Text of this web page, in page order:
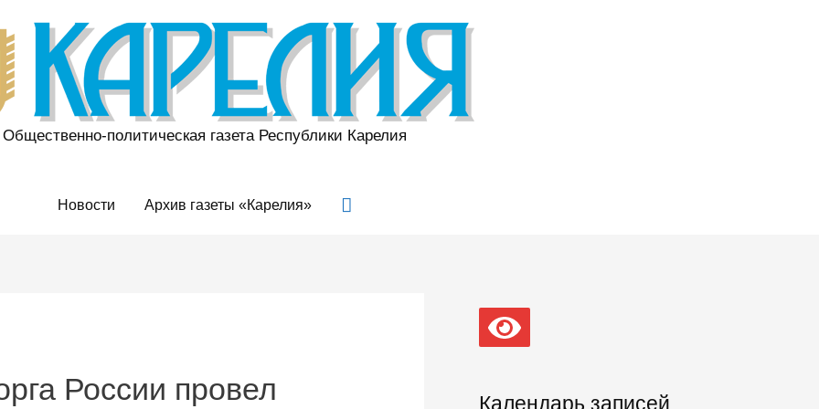
Общественно-политическая газета Республики Карелия
Новости Архив газеты «Карелия» Поиск
России провел
Календарь записей